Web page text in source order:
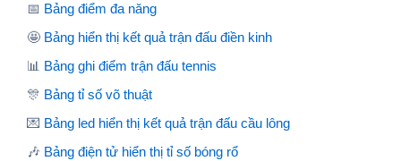
📅 Bảng điểm đa năng
🤩 Bảng hiển thị kết quả trận đấu điền kinh
📊 Bảng ghi điểm trận đấu tennis
🎊 Bảng tỉ số võ thuật
💌 Bảng led hiển thị kết quả trận đấu cầu lông
🎶 Bảng điện tử hiển thị tỉ số bóng rổ